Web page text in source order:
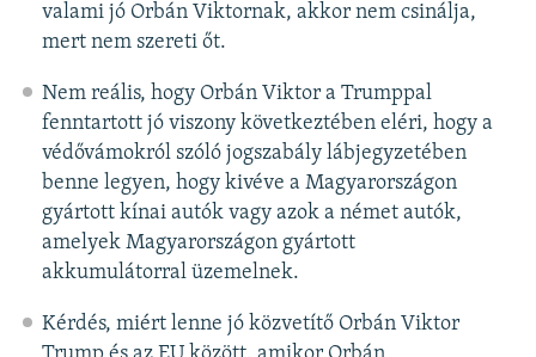
valami jó Orbán Viktornak, akkor nem csinálja,
mert nem szereti őt.
Nem reális, hogy Orbán Viktor a Trumppal
fenntartott jó viszony következtében eléri, hogy a
védővámokról szóló jogszabály lábjegyzetében
benne legyen, hogy kivéve a Magyarországon
gyártott kínai autók vagy azok a német autók,
amelyek Magyarországon gyártott
akkumulátorral üzemelnek.
Kérdés, miért lenne jó közvetítő Orbán Viktor